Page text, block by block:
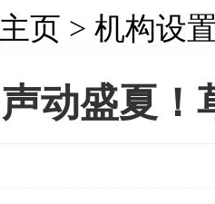
主页 > 机构设
声动盛夏！